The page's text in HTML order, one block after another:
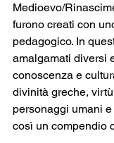
Medioevo/
furono creati con
pedagogico. In
amalgamati diversi
conoscenza e
divinità greche,
personaggi umani
così un compendio